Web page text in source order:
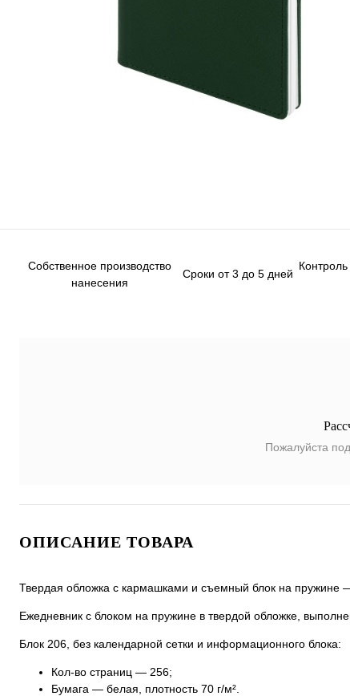
Собственное производство
нанесения
Сроки от 3 до 5 дней
Пожалуйста
ОПИСАНИЕ ТОВАРА
Твердая обложка с кармашками и съемный блок на пружине —
Ежедневник с блоком на пружине в твердой обложке,
Блок 206, без календарной сетки и информационного блока:
Кол-во страниц — 256;
Бумага — белая, плотность 70 г/м².